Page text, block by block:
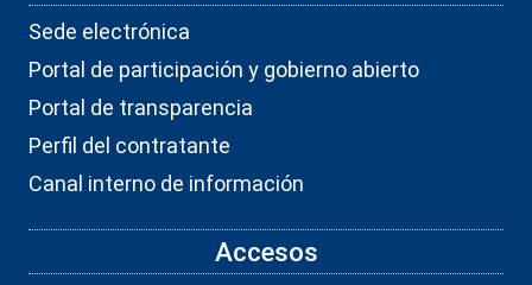
Sede electrónica
Portal de participación y gobierno abierto
Portal de transparencia
Perfil del contratante
Canal interno de información
Accesos